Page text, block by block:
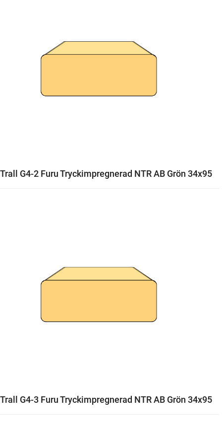
Trall G4-2 Furu Tryckimpregnerad NTR AB Grön 34x95
Trall G4-3 Furu Tryckimpregnerad NTR AB Grön 34x95